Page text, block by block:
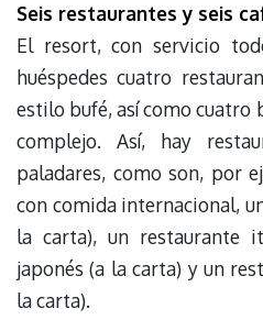
Seis restaurantes y seis
El resort, con servicio
huéspedes cuatro
estilo bufé, así como cuatro
complejo. Así, hay
paladares, como son, por
con comida internacional,
la carta), un restaurante
japonés (a la carta) y un
la carta).